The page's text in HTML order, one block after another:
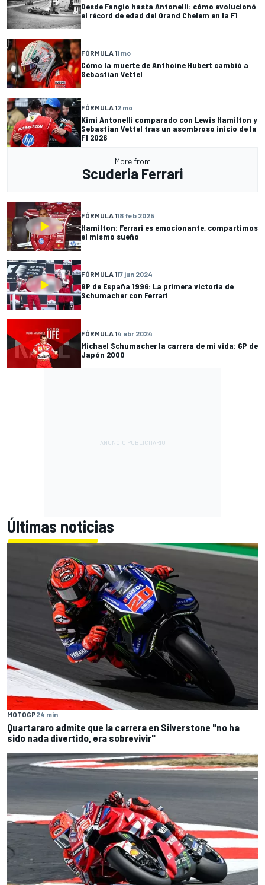
Desde Fangio hasta Antonelli: cómo evolucionó
el récord de edad del Grand Chelem en la F1
FÓRMULA 11 mo
Cómo la muerte de Anthoine Hubert cambió a
Sebastian Vettel
FÓRMULA 12 mo
Kimi Antonelli comparado con Lewis Hamilton y
Sebastian Vettel tras un asombroso inicio de la
F1 2026
More from
Scuderia Ferrari
FÓRMULA 118 feb 2025
Hamilton: Ferrari es emocionante, compartimos
el mismo sueño
FÓRMULA 117 jun 2024
GP de España 1996: La primera victoria de
Schumacher con Ferrari
FÓRMULA 14 abr 2024
Michael Schumacher la carrera de mi vida: GP de
Japón 2000
Últimas noticias
MOTOGP24 min
Quartararo admite que la carrera en Silverstone "no ha
sido nada divertido, era sobrevivir"